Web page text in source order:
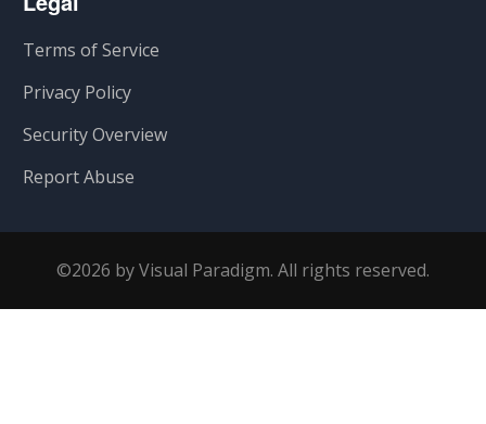
Terms of Service
Privacy Policy
Security Overview
Report Abuse
©2026 by Visual Paradigm. All rights reserved.